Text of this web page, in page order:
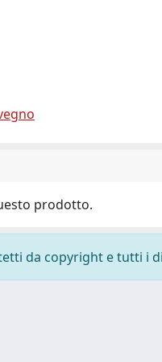
prodotto.
da copyright e tutti i